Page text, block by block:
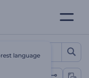
画の世界
language